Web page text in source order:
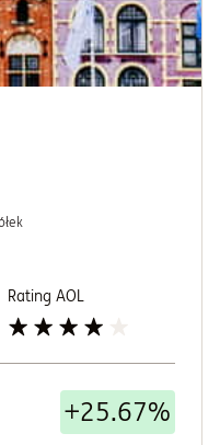
Rating AOL
+25.67%